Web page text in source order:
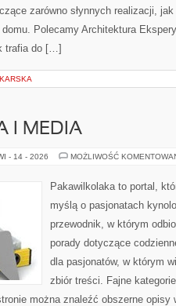
zarówno słynnych realizacji,
Polecamy Architektura
trafia do […]
I MEDIA
- 14 - 2026 MOŻLIWOŚĆ
Pakawilkolaka to portal,
myślą o pasjonatach
przewodnik, w którym
porady dotyczące
dla pasjonatów, w którym
zbiór treści. Fajne
można znaleźć obszerne opisy